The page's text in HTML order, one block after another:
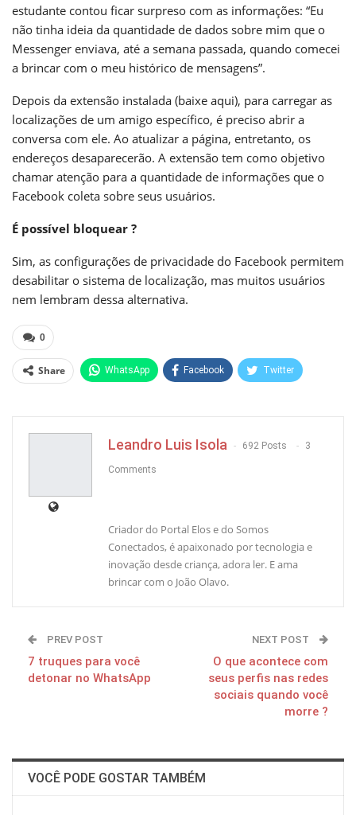
estudante contou ficar surpreso com as informações: “Eu
não tinha ideia da quantidade de dados sobre mim que o
Messenger enviava, até a semana passada, quando comecei
a brincar com o meu histórico de mensagens”.
Depois da extensão instalada (baixe aqui), para carregar as
localizações de um amigo específico, é preciso abrir a
conversa com ele. Ao atualizar a página, entretanto, os
endereços desaparecerão. A extensão tem como objetivo
chamar atenção para a quantidade de informações que o
Facebook coleta sobre seus usuários.
É possível bloquear ?
Sim, as configurações de privacidade do Facebook permitem
desabilitar o sistema de localização, mas muitos usuários
nem lembram dessa alternativa.
0
Share WhatsApp Facebook Twitter
Leandro Luis Isola 692 Posts 3
Comments
Criador do Portal Elos e do Somos
Conectados, é apaixonado por tecnologia e
inovação desde criança, adora ler. E ama
brincar com o João Olavo.
PREV POST
7 truques para você
detonar no WhatsApp
NEXT POST
O que acontece com
seus perfis nas redes
sociais quando você
morre ?
VOCÊ PODE GOSTAR TAMBÉM